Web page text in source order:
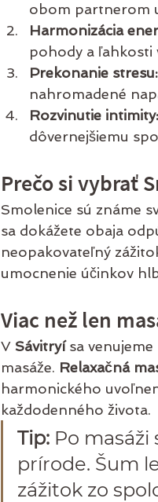
obom partnerom
Harmonizácia
pohody a ľahkosti
Prekonanie stresu:
nahromadené
Rozvinutie intimity:
dôvernejšiemu
Prečo si vybrať
Smolenice sú známe
sa dokážete obaja
neopakovateľný
umocnenie účinkov
Viac než len
V Sávitryí sa venujeme
masáže. Relaxačná
harmonického
každodenného života.
Tip: Po
prírode. Šum
zážitok zo